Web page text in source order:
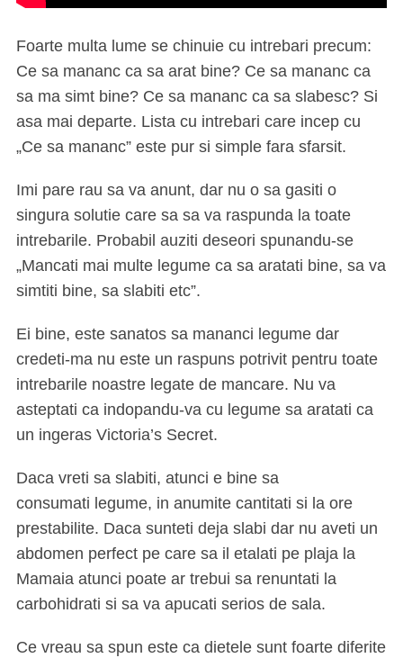
Foarte multa lume se chinuie cu intrebari precum:
Ce sa mananc ca sa arat bine? Ce sa mananc ca
sa ma simt bine? Ce sa mananc ca sa slabesc? Si
asa mai departe. Lista cu intrebari care incep cu
„Ce sa mananc” este pur si simple fara sfarsit.
Imi pare rau sa va anunt, dar nu o sa gasiti o
singura solutie care sa sa va raspunda la toate
intrebarile. Probabil auziti deseori spunandu-se
„Mancati mai multe legume ca sa aratati bine, sa va
simtiti bine, sa slabiti etc”.
Ei bine, este sanatos sa mananci legume dar
credeti-ma nu este un raspuns potrivit pentru toate
intrebarile noastre legate de mancare. Nu va
asteptati ca indopandu-va cu legume sa aratati ca
un ingeras Victoria’s Secret.
Daca vreti sa slabiti, atunci e bine sa
consumati legume, in anumite cantitati si la ore
prestabilite. Daca sunteti deja slabi dar nu aveti un
abdomen perfect pe care sa il etalati pe plaja la
Mamaia atunci poate ar trebui sa renuntati la
carbohidrati si sa va apucati serios de sala.
Ce vreau sa spun este ca dietele sunt foarte diferite